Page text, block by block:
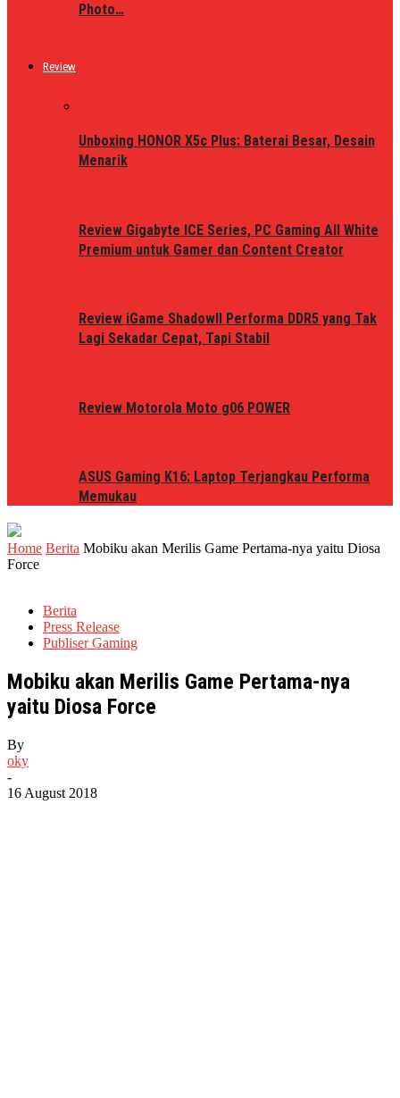
Photo…
Review
Unboxing HONOR X5c Plus: Baterai Besar, Desain
Menarik
Review Gigabyte ICE Series, PC Gaming All White
Premium untuk Gamer dan Content Creator
Review iGame ShadowII Performa DDR5 yang Tak
Lagi Sekadar Cepat, Tapi Stabil
Review Motorola Moto g06 POWER
ASUS Gaming K16: Laptop Terjangkau Performa
Memukau
Home Berita Mobiku akan Merilis Game Pertama-nya yaitu Diosa
Force
Berita
Press Release
Publiser Gaming
Mobiku akan Merilis Game Pertama-nya
yaitu Diosa Force
By
oky
-
16 August 2018